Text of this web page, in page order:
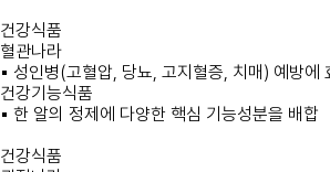
건강식품
혈관나라
▪ 성인병(고혈압, 당뇨, 고지혈증, 치매) 예방에
건강기능식품
▪ 한 알의 정제에 다양한 핵심 기능성분을 배합
건강식품